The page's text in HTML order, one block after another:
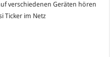
verschiedenen Geräten hören
Ticker im Netz